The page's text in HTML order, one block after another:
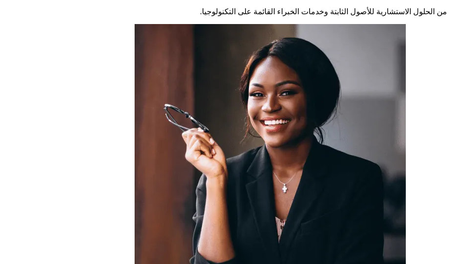
من الحلول الاستشارية للأصول الثابتة وخدمات الخبراء القائمة على التكنولوجيا.